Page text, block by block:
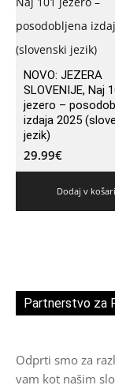
NOVO: JEZERA
SLOVENIJE, Naj
jezero –
izdaja 2025
jezik)
29.99€
Dodaj v
Partnerstvo za
Odprti smo za
vam kot našim